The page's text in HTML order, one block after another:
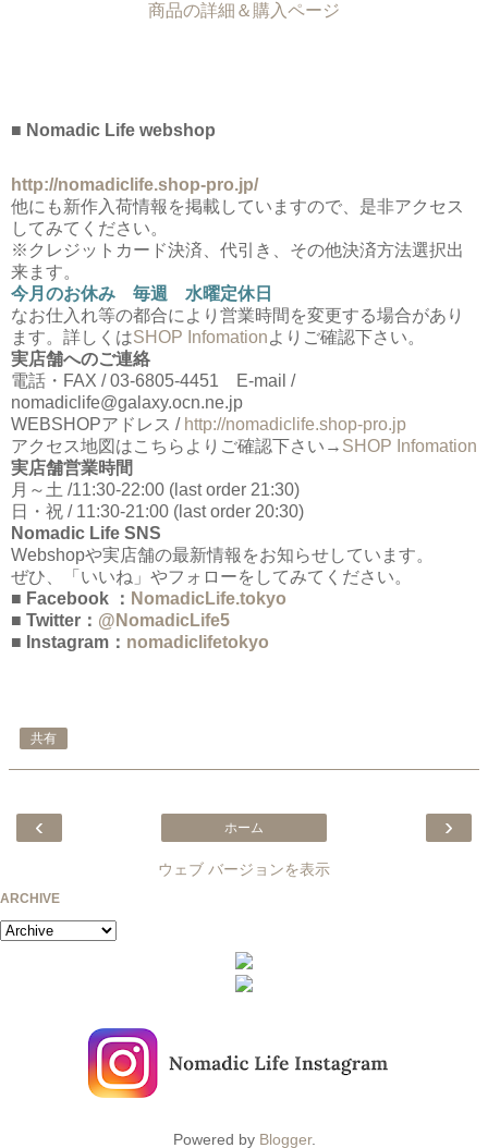
商品の詳細＆購入ページ
■ Nomadic Life webshop
http://nomadiclife.shop-pro.jp/
他にも新作入荷情報を掲載していますので、是非アクセス
してみてください。
※クレジットカード決済、代引き、その他決済方法選択出
来ます。
今月のお休み 毎週 水曜定休日
なお仕入れ等の都合により営業時間を変更する場合があり
ます。詳しくはSHOP Infomationよりご確認下さい。
実店舗へのご連絡
電話・FAX / 03-6805-4451 E-mail /
nomadiclife@galaxy.ocn.ne.jp
WEBSHOPアドレス / http://nomadiclife.shop-pro.jp
アクセス地図はこちらよりご確認下さい→ SHOP Infomation
実店舗営業時間
月～土 /11:30-22:00 (last order 21:30)
日・祝 / 11:30-21:00 (last order 20:30)
Nomadic Life SNS
Webshopや実店舗の最新情報をお知らせしています。
ぜひ、「いいね」やフォローをしてみてください。
■ Facebook ： NomadicLife.tokyo
■ Twitter： @NomadicLife5
■ Instagram： nomadiclifetokyo
共有
‹ ›
ホーム
ウェブ バージョンを表示
ARCHIVE
Powered by Blogger.